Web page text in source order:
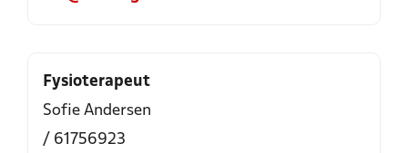
Fysioterapeut
Sofie Andersen
/ 61756923